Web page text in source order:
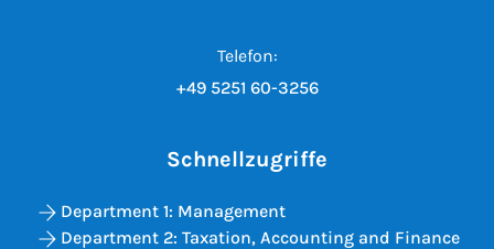
Telefon:
+49 5251 60-3256
Schnellzugriffe
Department 1: Management
Department 2: Taxation, Accounting and Finance